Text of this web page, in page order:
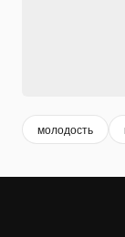
молодость